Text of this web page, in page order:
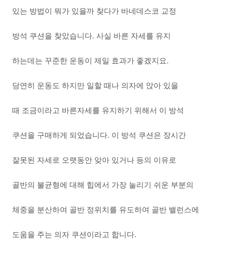
있는 방법이 뭐가 있을까 찾다가 바네데스코 교정
방석 쿠션을 찾았습니다. 사실 바른 자세를 유지
하는데는 꾸준한 운동이 제일 효과가 좋겠지요.
당연히 운동도 하지만 일할 때나 의자에 앉아 있을
때 조금이라고 바른자세를 유지하기 위해서 이 방석
쿠션을 구매하게 되었습니다. 이 방석 쿠션은 장시간
잘못된 자세로 오랫동안 앚아 있거나 등의 이유로
골반의 불균형에 대해 힙에서 가장 눌리기 쉬운 부분의
체중을 분산하여 골반 정위치를 유도하여 골반 밸런스에
도움을 주는 의자 쿠션이라고 합니다.